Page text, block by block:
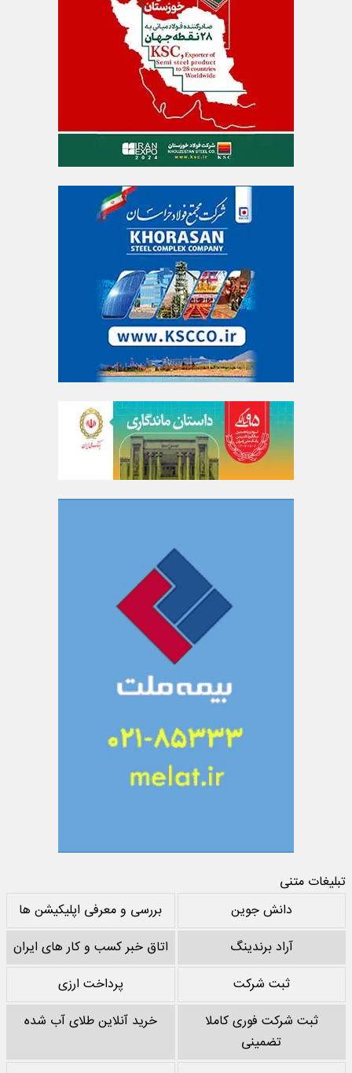
تبلیغات متنی
دانش جوین
بررسی و معرفی اپلیکیشن ها
آراد برندینگ
اتاق خبر کسب و کار های ایران
ثبت شرکت
پرداخت ارزی
ثبت شرکت فوری کاملا
تضمینی
خرید آنلاین طلای آب شده